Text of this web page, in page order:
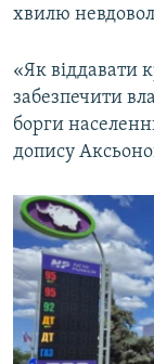
хвилю
«Як віддавати
забезпечити
борги
допису